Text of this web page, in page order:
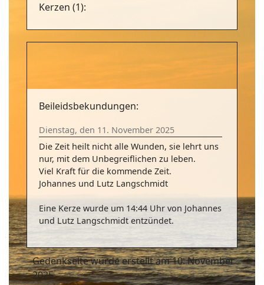
Kerzen (1):
Beileidsbekundungen:
Dienstag, den 11. November 2025
Die Zeit heilt nicht alle Wunden, sie lehrt uns
nur, mit dem Unbegreiflichen zu leben.
Viel Kraft für die kommende Zeit.
Johannes und Lutz Langschmidt
Eine Kerze wurde um 14:44 Uhr von Johannes
und Lutz Langschmidt entzündet.
Gedenkseite wurde erstellt am 10. November
2025